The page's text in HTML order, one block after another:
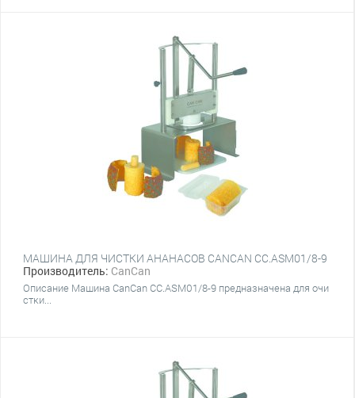
МАШИНА ДЛЯ ЧИСТКИ АНАНАСОВ CANCAN CC.ASM01/8-9
Производитель: CanCan
Описание Машина CanCan CC.ASM01/8-9 предназначена для очи
стки...